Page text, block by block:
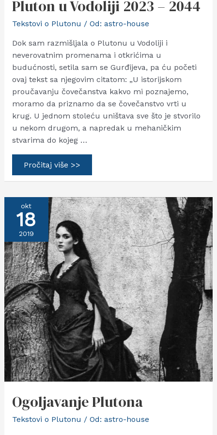
Pluton u Vodoliji 2023 – 2044
Tekstovi o Plutonu / Od: astro-house
Dok sam razmišljala o Plutonu u Vodoliji i
neverovatnim promenama i otkrićima u
budućnosti, setila sam se Gurđijeva, pa ću početi
ovaj tekst sa njegovim citatom: „U istorijskom
proučavanju čovečanstva kakvo mi poznajemo,
moramo da priznamo da se čovečanstvo vrti u
krug. U jednom stoleću uništava sve što je stvorilo
u nekom drugom, a napredak u mehaničkim
stvarima do kojeg …
Pluton
u
Vodoliji
Pročitaj više >>
okt
18
2019
Ogoljavanje Plutona
Tekstovi o Plutonu / Od: astro-house